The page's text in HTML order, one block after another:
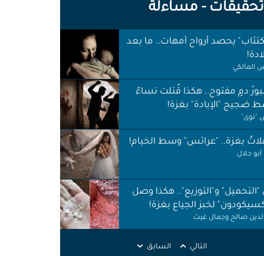
تحقيقات - مساءلة
يحصد أرواح أمهات.. ما بعد
المالكي
دمٍ مفتوح.. هكذا قُتلت نساءٌ
ضجيج "الإبادة" بغزة!
"نوى"
بغزة.. "عرائس" وسط الخيام!
جلال
"التحميل" و"التوزيع".. هكذا وصل
لخبز الجياع بغزة!
الدين صالح وجمال غيث
نظافة في الظل.. لا حقوق ولا
التالي السابق